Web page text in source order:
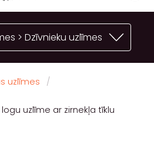
> Dzīvnieku uzlīmes
uzlīmes
uzlīme ar zirnekļa tīklu